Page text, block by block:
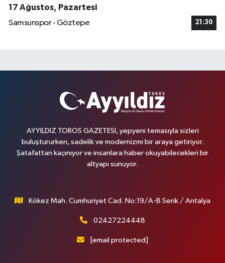
17 Ağustos, Pazartesi
Samsunspor - Göztepe
21:30
AYYILDIZ TOROS GAZETESİ, yepyeni temasıyla sizleri
buluştururken, sadelik ve modernizmi bir araya getiriyor.
Şatafattan kaçınıyor ve insanlara haber okuyabilecekleri bir
altyapı sunuyor.
Kökez Mah. Cumhuriyet Cad. No:19/A-B Serik / Antalya
02427224448
[email protected]